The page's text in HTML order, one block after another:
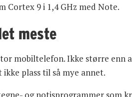
Cortex 9 i 1,4 GHz med Note.
meste
mobiltelefon. Ikke større enn
plass til så mye annet.